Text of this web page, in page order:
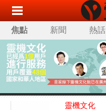
焦點 新聞 熱話
靈機文化